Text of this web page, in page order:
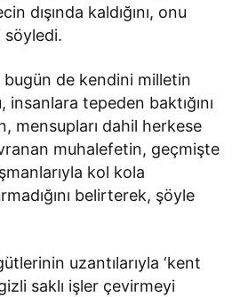
dışında kaldığını, onu
söyledi.
de kendini milletin
tepeden baktığını
mensupları dahil herkese
muhalefetin, geçmişte
kol kola
belirterek, şöyle
uzantılarıyla ‘kent
gizli saklı işler çevirmeyi